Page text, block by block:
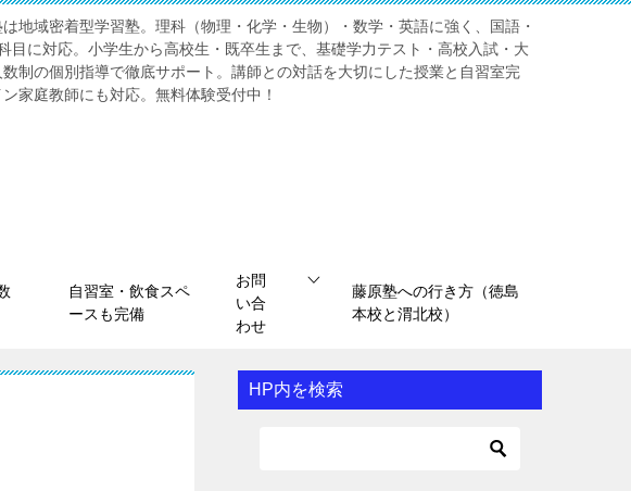
地域密着型学習塾。理科（物理・化学・生物）・数学・英語に強く、国語・
目に対応。小学生から高校生・既卒生まで、基礎学力テスト・高校入試・大
制の個別指導で徹底サポート。講師との対話を大切にした授業と自習室完
家庭教師にも対応。無料体験受付中！
自習室・飲食スペ
ースも完備
お問
い合
わせ
藤原塾への行き方（徳島
本校と渭北校）
HP内を検索